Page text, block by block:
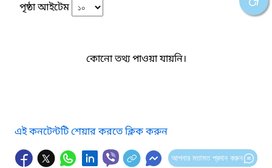
পৃষ্ঠা আইটেম
কোনো তথ্য পাওয়া যায়নি।
এই কনটেন্টটি শেয়ার করতে ক্লিক করুন
আপনার মতামত প্রদান করুন